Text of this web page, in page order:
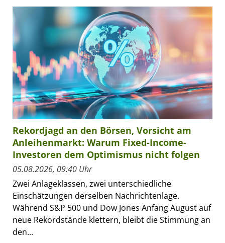
Rekordjagd an den Börsen, Vorsicht am
Anleihenmarkt: Warum Fixed-Income-
Investoren dem Optimismus nicht folgen
05.08.2026, 09:40 Uhr
Zwei Anlageklassen, zwei unterschiedliche
Einschätzungen derselben Nachrichtenlage.
Während S&P 500 und Dow Jones Anfang August auf
neue Rekordstände klettern, bleibt die Stimmung an
den...